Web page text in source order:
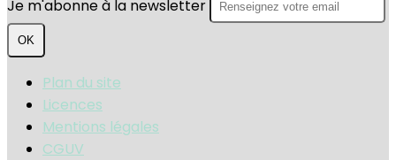
Je m'abonne à la newsletter
OK
Plan du site
Licences
Mentions légales
CGUV